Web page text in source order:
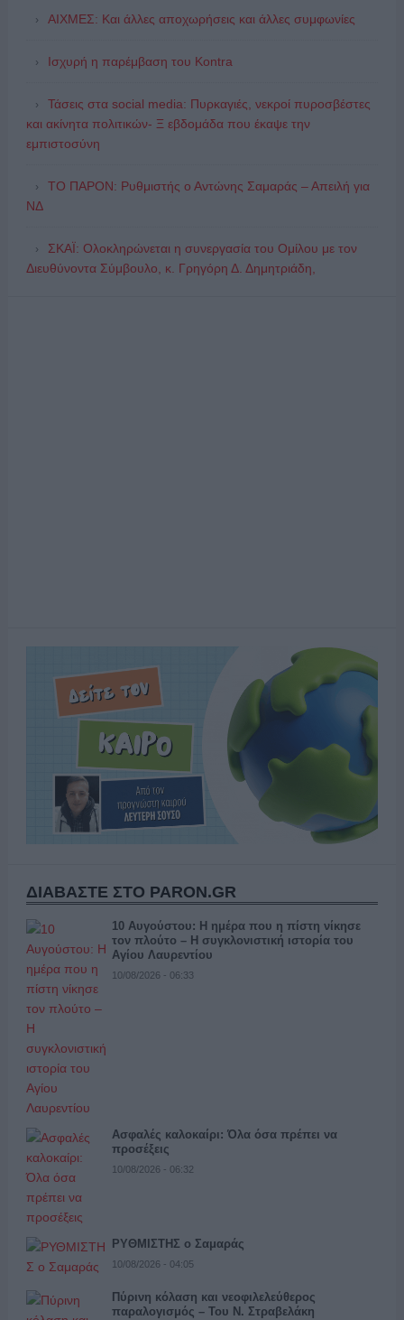
ΑΙΧΜΕΣ: Και άλλες αποχωρήσεις και άλλες συμφωνίες
Ισχυρή η παρέμβαση του Kontra
Τάσεις στα social media: Πυρκαγιές, νεκροί πυροσβέστες
και ακίνητα πολιτικών- Ξ εβδομάδα που έκαψε την
εμπιστοσύνη
ΤΟ ΠΑΡΟΝ: Ρυθμιστής ο Αντώνης Σαμαράς – Απειλή για
ΝΔ
ΣΚΑΪ: Ολοκληρώνεται η συνεργασία του Ομίλου με τον
Διευθύνοντα Σύμβουλο, κ. Γρηγόρη Δ. Δημητριάδη,
ΔΙΑΒΑΣΤΕ ΣΤΟ PARON.GR
10 Αυγούστου: Η ημέρα που η πίστη νίκησε
τον πλούτο – Η συγκλονιστική ιστορία του
Αγίου Λαυρεντίου
10/08/2026 - 06:33
Ασφαλές καλοκαίρι: Όλα όσα πρέπει να
προσέξεις
10/08/2026 - 06:32
ΡΥΘΜΙΣΤΗΣ ο Σαμαράς
10/08/2026 - 04:05
Πύρινη κόλαση και νεοφιλελεύθερος
παραλογισμός – Του Ν. Στραβελάκη